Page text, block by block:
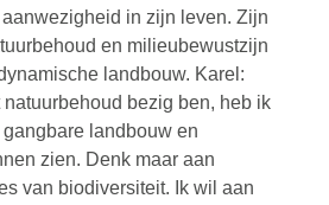
in zijn leven. Zijn
en milieubewustzijn
landbouw. Karel:
bezig ben, heb ik
landbouw en
zien. Denk maar aan
van biodiversiteit. Ik wil aan